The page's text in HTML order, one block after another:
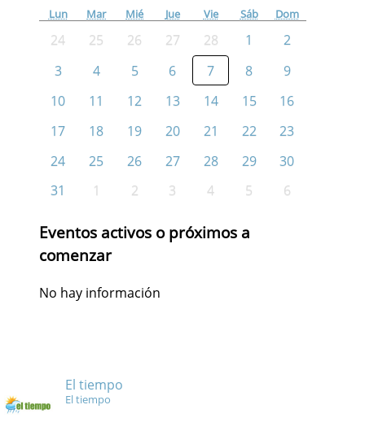
Lun Mar Mié Jue Vie Sáb Dom
24 25 26 27 28 1
2
3
4 5 6 7 8
9
10
11 12 13 14 15
16
17
18 19 20 21 22
23
24
25 26 27 28 29
30
31
1 2 3 4 5 6
Eventos activos o próximos a
comenzar
No hay información
El tiempo
El tiempo